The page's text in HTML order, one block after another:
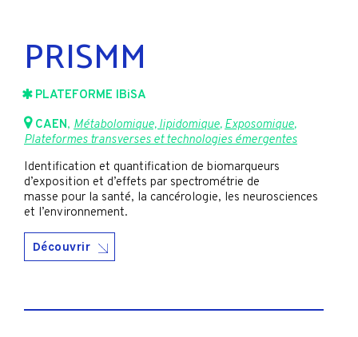
PRISMM
PLATEFORME IBiSA
CAEN, Métabolomique, lipidomique,Exposomique,
Plateformes transverses et technologies émergentes
Identification et quantification de biomarqueurs
d’exposition et d’effets par spectrométrie de
masse pour la santé, la cancérologie, les neurosciences
et l’environnement.
Découvrir